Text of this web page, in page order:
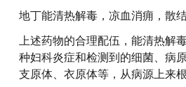
地丁能清热解毒，凉血消痈，散
上述药物的合理配伍，能清热解
种妇科炎症和检测到的细菌、病
支原体、衣原体等，从病源上来根